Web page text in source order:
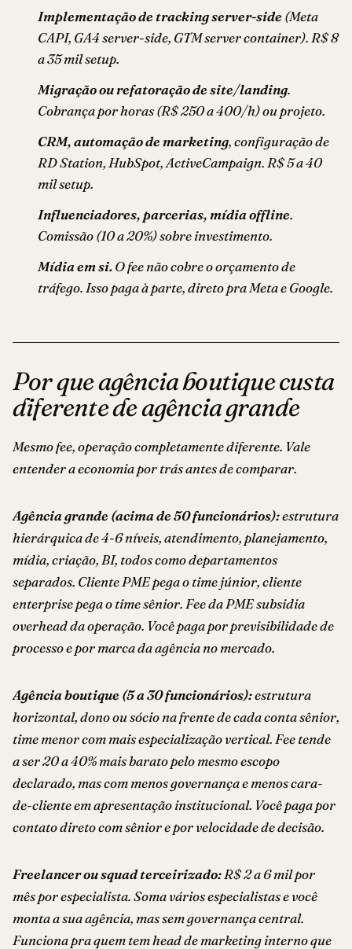
Implementação de tracking server-side(Meta
CAPI, GA4 server-side, GTM server container). R$ 8
a 35 mil setup.
Migração ou refatoração de site/landing.
Cobrança por horas (R$ 250 a 400/h) ou projeto.
CRM, automação de marketing, configuração de
RD Station, HubSpot, ActiveCampaign. R$ 5 a 40
mil setup.
Influenciadores, parcerias, mídia offline.
Comissão (10 a 20%) sobre investimento.
Mídia em si.O fee não cobre o orçamento de
tráfego. Isso paga à parte, direto pra Meta e Google.
Por que agência boutique custa
diferente de agência grande
Mesmo fee, operação completamente diferente. Vale
entender a economia por trás antes de comparar.
Agência grande (acima de 50 funcionários):estrutura
hierárquica de 4-6 níveis, atendimento, planejamento,
mídia, criação, BI, todos como departamentos
separados. Cliente PME pega o time júnior, cliente
enterprise pega o time sênior. Fee da PME subsidia
overhead da operação. Você paga por previsibilidade de
processo e por marca da agência no mercado.
Agência boutique (5 a 30 funcionários):estrutura
horizontal, dono ou sócio na frente de cada conta sênior,
time menor com mais especialização vertical. Fee tende
a ser 20 a 40% mais barato pelo mesmo escopo
declarado, mas com menos governança e menos cara-
de-cliente em apresentação institucional. Você paga por
contato direto com sênior e por velocidade de decisão.
Freelancer ou squad terceirizado:R$ 2 a 6 mil por
mês por especialista. Soma vários especialistas e você
monta a sua agência, mas sem governança central.
Funciona pra quem tem head de marketing interno que